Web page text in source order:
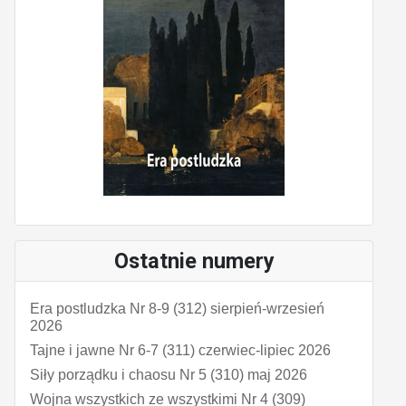
Ostatnie numery
Era postludzka Nr 8-9 (312) sierpień-wrzesień
2026
Tajne i jawne Nr 6-7 (311) czerwiec-lipiec 2026
Siły porządku i chaosu Nr 5 (310) maj 2026
Wojna wszystkich ze wszystkimi Nr 4 (309)